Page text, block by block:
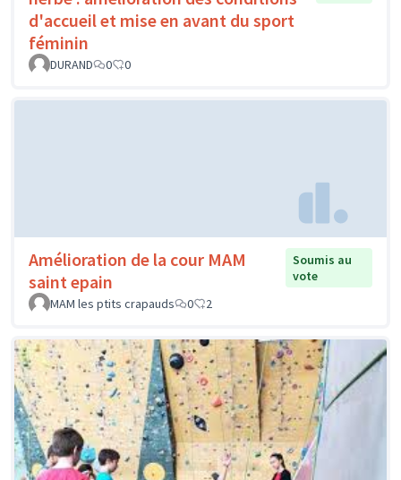
d'accueil et mise en avant du sport
féminin
DURAND 0 0
Amélioration de la cour MAM
saint epain
Soumis au
vote
MAM les ptits crapauds
0 2